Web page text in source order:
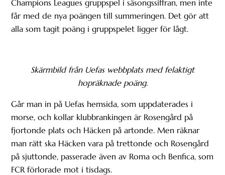
Champions Leagues gruppspel i säsongssiffran, men inte
får med de nya poängen till summeringen. Det gör att
alla som tagit poäng i gruppspelet ligger för lågt.
Skärmbild från Uefas webbplats med felaktigt
hopräknade poäng.
Går man in på Uefas hemsida, som uppdaterades i
morse, och kollar klubbrankingen är Rosengård på
fjortonde plats och Häcken på artonde. Men räknar
man rätt ska Häcken vara på trettonde och Rosengård
på sjuttonde, passerade även av Roma och Benfica, som
FCR förlorade mot i tisdags.